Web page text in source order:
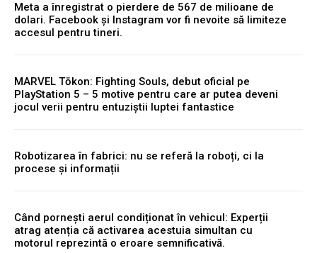
Meta a înregistrat o pierdere de 567 de milioane de
dolari. Facebook și Instagram vor fi nevoite să limiteze
accesul pentru tineri.
MARVEL Tōkon: Fighting Souls, debut oficial pe
PlayStation 5 – 5 motive pentru care ar putea deveni
jocul verii pentru entuziștii luptei fantastice
Robotizarea în fabrici: nu se referă la roboți, ci la
procese și informații
Când pornești aerul condiționat în vehicul: Experții
atrag atenția că activarea acestuia simultan cu
motorul reprezintă o eroare semnificativă.